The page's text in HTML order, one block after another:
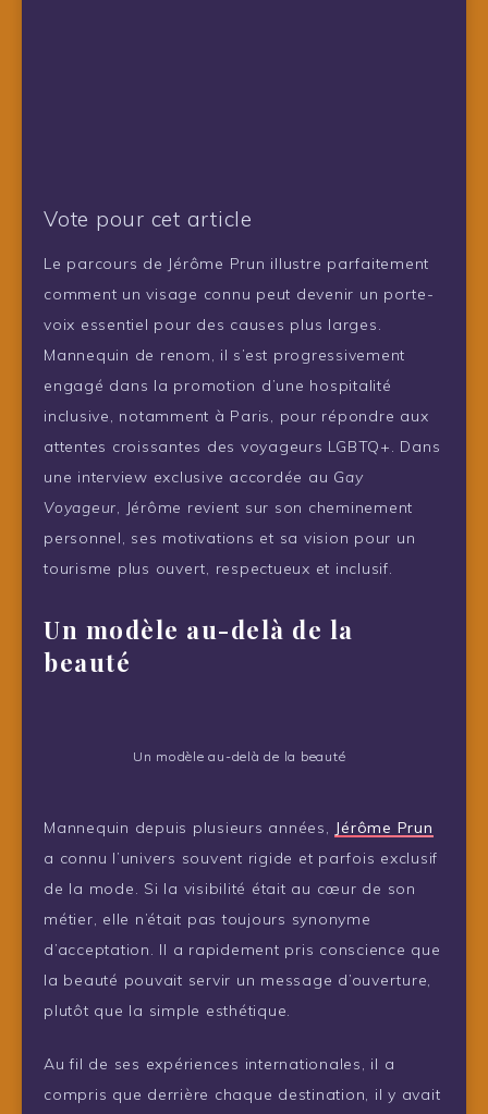
Vote pour cet article
Le parcours de Jérôme Prun illustre parfaitement
comment un visage connu peut devenir un porte-
voix essentiel pour des causes plus larges.
Mannequin de renom, il s’est progressivement
engagé dans la promotion d’une hospitalité
inclusive, notamment à Paris, pour répondre aux
attentes croissantes des voyageurs LGBTQ+. Dans
une interview exclusive accordée au Gay
Voyageur, Jérôme revient sur son cheminement
personnel, ses motivations et sa vision pour un
tourisme plus ouvert, respectueux et inclusif.
Un modèle au-delà de la
beauté
Un modèle au-delà de la beauté
Mannequin depuis plusieurs années, Jérôme Prun
a connu l’univers souvent rigide et parfois exclusif
de la mode. Si la visibilité était au cœur de son
métier, elle n’était pas toujours synonyme
d’acceptation. Il a rapidement pris conscience que
la beauté pouvait servir un message d’ouverture,
plutôt que la simple esthétique.
Au fil de ses expériences internationales, il a
compris que derrière chaque destination, il y avait